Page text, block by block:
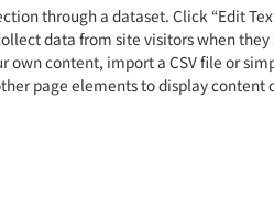
through a dataset. Click “Edit
data from site visitors when
own content, import a CSV file or
page elements to display content